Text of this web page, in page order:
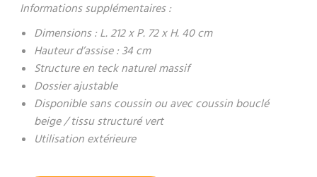
Informations supplémentaires :
Dimensions : L. 212 x P. 72 x H. 40 cm
Hauteur d’assise : 34 cm
Structure en teck naturel massif
Dossier ajustable
Disponible sans coussin ou avec coussin bouclé
beige / tissu structuré vert
Utilisation extérieure